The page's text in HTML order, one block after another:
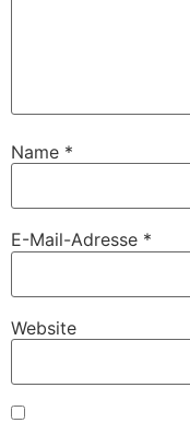
Name *
E-Mail-Adresse *
Website